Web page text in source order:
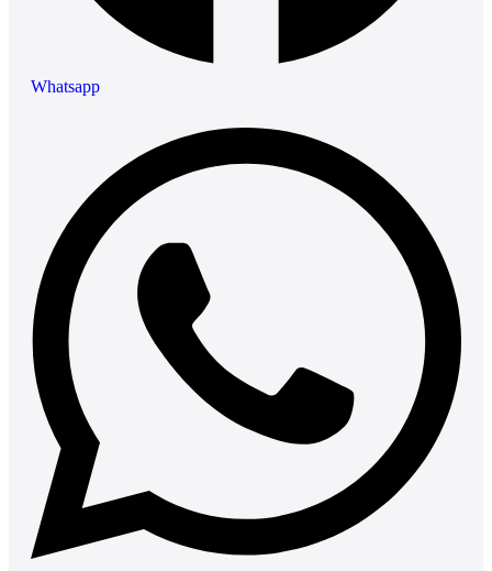
Whatsapp